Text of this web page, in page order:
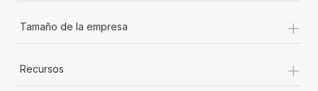
Tamaño de la empresa +
Recursos +